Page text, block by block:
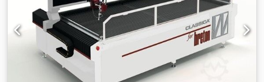
Codpfx Ajy Iu Ixocdeha Pneumatischer Anpressdruck 300
mm Höhenverstellung Spindel 100 mm Höhenverstellung
pneumatisch Verfahrweg X-Achse 3.400 mm Arbeitstisch
mit Neigungsverstellung Arbeitstisch 3.000 mm x 970 mm
Gelenkarmfeststellsystem Marmorschleifteller ( Aufnahme
3 x Form Frankfurt ) Inkl. Werkzeuge und Dorne